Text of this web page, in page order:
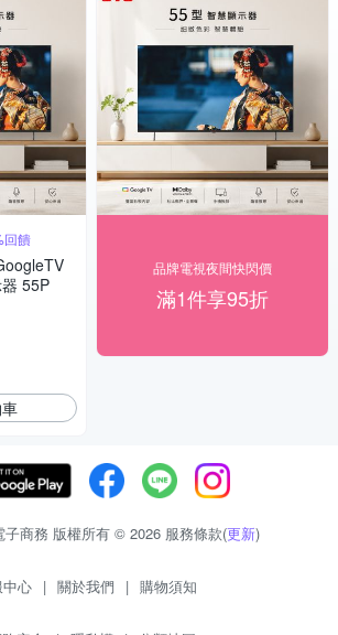
回饋
55P
品牌電視夜間快閃價
滿1件享95折
子商務 版權所有 © 2026 服務條款(更新)
心 | 關於我們 | 購物須知